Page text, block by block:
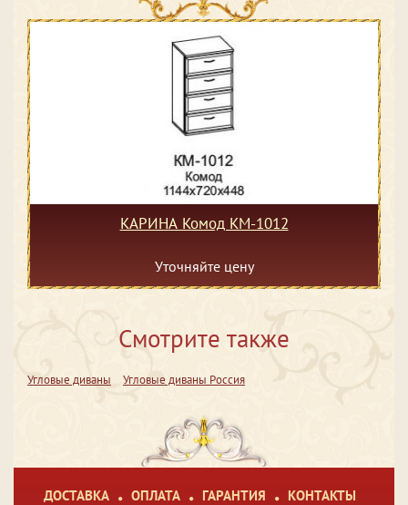
КАРИНА Комод КМ-1012
Уточняйте цену
Смотрите также
Угловые диваны Угловые диваны Россия
ДОСТАВКА ОПЛАТА ГАРАНТИЯ КОНТАКТЫ